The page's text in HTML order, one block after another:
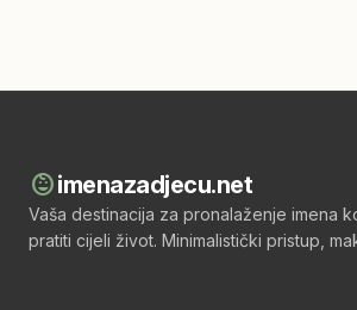
child_careimenazadjecu.net
Vaša destinacija za pronalaženje imena
pratiti cijeli život. Minimalistički pristup,